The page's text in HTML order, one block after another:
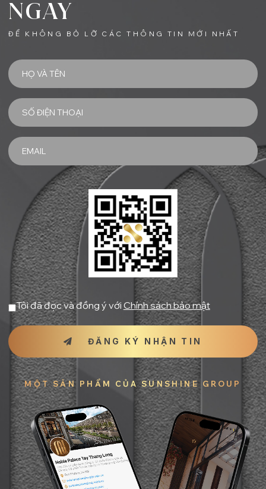
NGAY
ĐỂ KHÔNG BỎ LỠ CÁC THÔNG TIN MỚI NHẤT
Tôi đã đọc và đồng ý với Chính sách bảo mật
ĐĂNG KÝ NHẬN TIN
MỘT SẢN PHẨM CỦA SUNSHINE GROUP